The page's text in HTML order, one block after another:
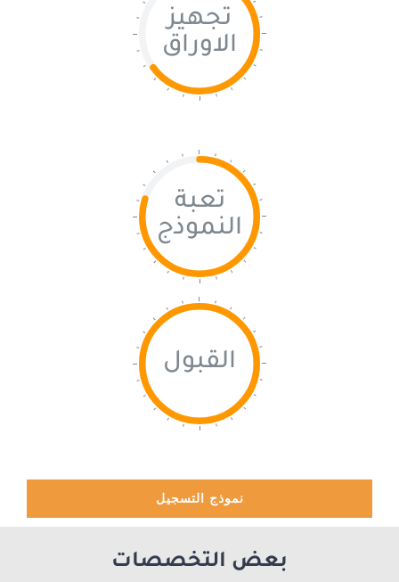
تجهيز
الاوراق
تعبة
النموذج
القبول
نموذج التسجيل
بعض التخصصات